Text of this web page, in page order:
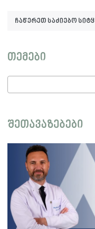
ჩაწერეთ
თემები
შეთავაზებები